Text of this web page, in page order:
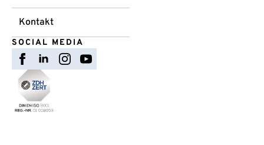
Kontakt
SOCIAL MEDIA